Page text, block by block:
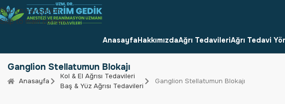
Skip to navigation
Skip to main content
AnasayfaHakkımızdaAğrı TedavileriAğrı Tedavi
Ganglion Stellatumun Blokajı
Anasayfa
Kol & El Ağrısı Tedavileri
Baş & Yüz Ağrısı Tedavileri
Ganglion Stellatumun Blokajı